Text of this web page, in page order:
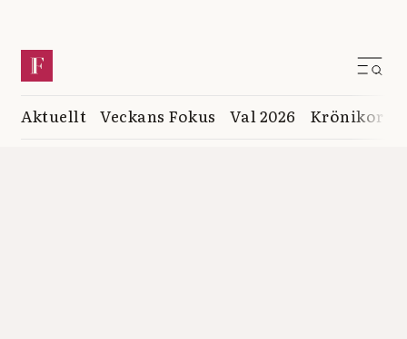
Aktuellt Veckans Fokus Val 2026 Krönikor